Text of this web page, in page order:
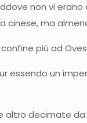
non vi
cinese, ma
più ad
essendo un
altro decimate